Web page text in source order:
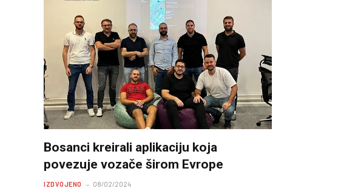
Bosanci kreirali aplikaciju koja
povezuje vozače širom Evrope
IZDVOJENO 08/02/2024